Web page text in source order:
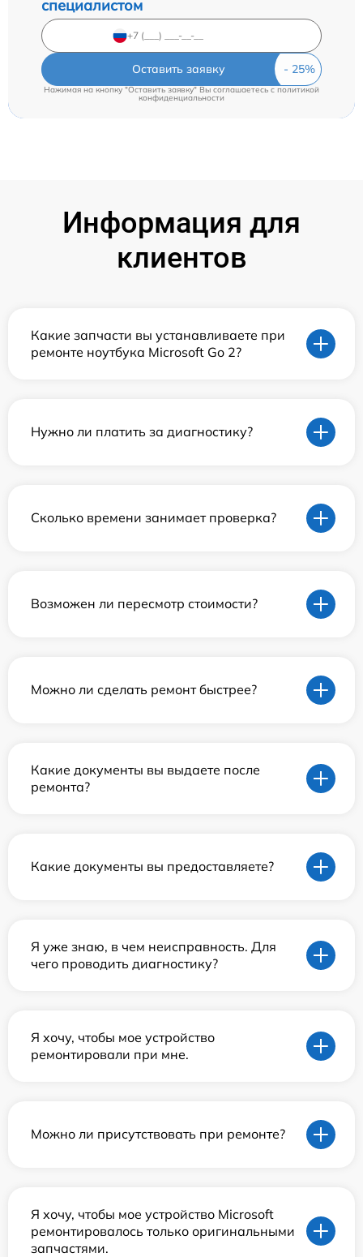
специалистом
Оставить заявку
Нажимая на кнопку "Оставить заявку" Вы соглашаетесь cполитикой
конфиденциальности
Информация для
клиентов
Какие запчасти вы устанавливаете при
ремонте ноутбука Microsoft Go 2?
Нужно ли платить за диагностику?
Сколько времени занимает проверка?
Возможен ли пересмотр стоимости?
Можно ли сделать ремонт быстрее?
Какие документы вы выдаете после
ремонта?
Какие документы вы предоставляете?
Я уже знаю, в чем неисправность. Для
чего проводить диагностику?
Я хочу, чтобы мое устройство
ремонтировали при мне.
Можно ли присутствовать при ремонте?
Я хочу, чтобы мое устройство Microsoft
ремонтировалось только оригинальными
запчастями.